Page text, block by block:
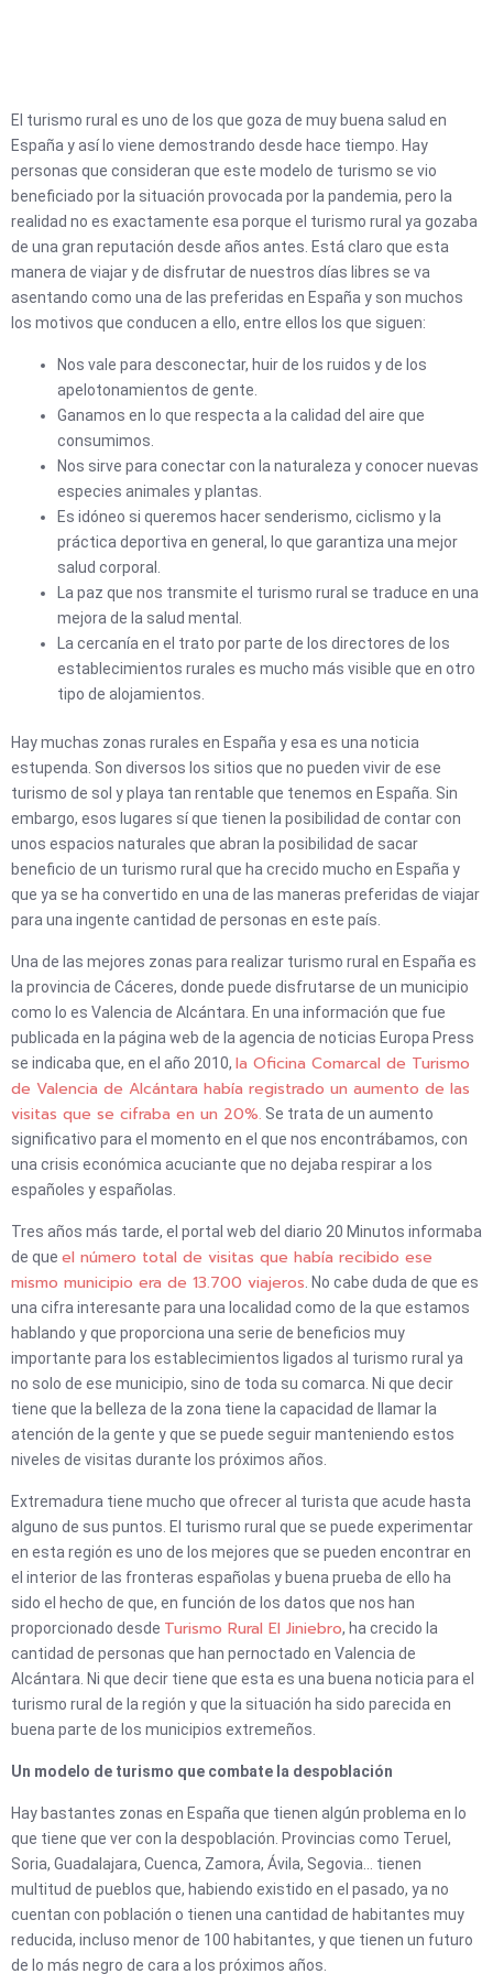
El turismo rural es uno de los que goza de muy buena salud en
España y así lo viene demostrando desde hace tiempo. Hay
personas que consideran que este modelo de turismo se vio
beneficiado por la situación provocada por la pandemia, pero la
realidad no es exactamente esa porque el turismo rural ya gozaba
de una gran reputación desde años antes. Está claro que esta
manera de viajar y de disfrutar de nuestros días libres se va
asentando como una de las preferidas en España y son muchos
los motivos que conducen a ello, entre ellos los que siguen:
Nos vale para desconectar, huir de los ruidos y de los
apelotonamientos de gente.
Ganamos en lo que respecta a la calidad del aire que
consumimos.
Nos sirve para conectar con la naturaleza y conocer nuevas
especies animales y plantas.
Es idóneo si queremos hacer senderismo, ciclismo y la
práctica deportiva en general, lo que garantiza una mejor
salud corporal.
La paz que nos transmite el turismo rural se traduce en una
mejora de la salud mental.
La cercanía en el trato por parte de los directores de los
establecimientos rurales es mucho más visible que en otro
tipo de alojamientos.
Hay muchas zonas rurales en España y esa es una noticia
estupenda. Son diversos los sitios que no pueden vivir de ese
turismo de sol y playa tan rentable que tenemos en España. Sin
embargo, esos lugares sí que tienen la posibilidad de contar con
unos espacios naturales que abran la posibilidad de sacar
beneficio de un turismo rural que ha crecido mucho en España y
que ya se ha convertido en una de las maneras preferidas de viajar
para una ingente cantidad de personas en este país.
Una de las mejores zonas para realizar turismo rural en España es
la provincia de Cáceres, donde puede disfrutarse de un municipio
como lo es Valencia de Alcántara. En una información que fue
publicada en la página web de la agencia de noticias Europa Press
se indicaba que, en el año 2010, la Oficina Comarcal de Turismo
de Valencia de Alcántara había registrado un aumento de las
visitas que se cifraba en un 20%. Se trata de un aumento
significativo para el momento en el que nos encontrábamos, con
una crisis económica acuciante que no dejaba respirar a los
españoles y españolas.
Tres años más tarde, el portal web del diario 20 Minutos informaba
de que el número total de visitas que había recibido ese
mismo municipio era de 13.700 viajeros . No cabe duda de que es
una cifra interesante para una localidad como de la que estamos
hablando y que proporciona una serie de beneficios muy
importante para los establecimientos ligados al turismo rural ya
no solo de ese municipio, sino de toda su comarca. Ni que decir
tiene que la belleza de la zona tiene la capacidad de llamar la
atención de la gente y que se puede seguir manteniendo estos
niveles de visitas durante los próximos años.
Extremadura tiene mucho que ofrecer al turista que acude hasta
alguno de sus puntos. El turismo rural que se puede experimentar
en esta región es uno de los mejores que se pueden encontrar en
el interior de las fronteras españolas y buena prueba de ello ha
sido el hecho de que, en función de los datos que nos han
proporcionado desde Turismo Rural El Jiniebro, ha crecido la
cantidad de personas que han pernoctado en Valencia de
Alcántara. Ni que decir tiene que esta es una buena noticia para el
turismo rural de la región y que la situación ha sido parecida en
buena parte de los municipios extremeños.
Un modelo de turismo que combate la despoblación
Hay bastantes zonas en España que tienen algún problema en lo
que tiene que ver con la despoblación. Provincias como Teruel,
Soria, Guadalajara, Cuenca, Zamora, Ávila, Segovia… tienen
multitud de pueblos que, habiendo existido en el pasado, ya no
cuentan con población o tienen una cantidad de habitantes muy
reducida, incluso menor de 100 habitantes, y que tienen un futuro
de lo más negro de cara a los próximos años.